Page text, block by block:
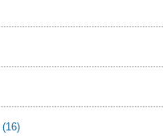
(16)